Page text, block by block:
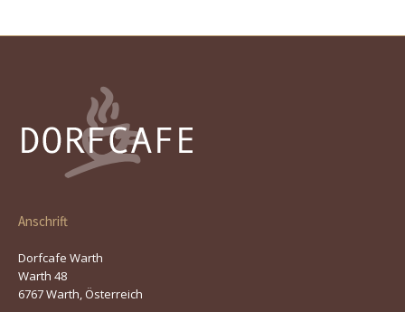
Anschrift
Dorfcafe Warth
Warth 48
6767 Warth, Österreich